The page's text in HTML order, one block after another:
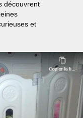
découvrent
et